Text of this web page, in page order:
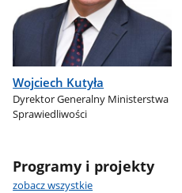
Wojciech Kutyła
Dyrektor Generalny Ministerstwa
Sprawiedliwości
Programy i projekty
zobacz wszystkie